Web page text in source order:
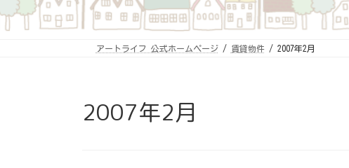
アートライフ 公式ホームページ 賃貸物件 2007年2月
2007年2月